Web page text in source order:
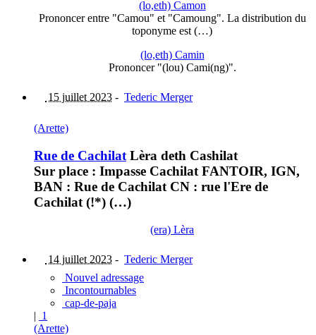
(lo,eth) Camon
Prononcer entre "Camou" et "Camoung". La distribution du
toponyme est (…)
(lo,eth) Camin
Prononcer "(lou) Cami(ng)".
15 juillet 2023 - Tederic Merger
(Arette)
Rue de Cachilat Lèra deth Cashilat
Sur place : Impasse Cachilat FANTOIR, IGN,
BAN : Rue de Cachilat CN : rue l'Ere de
Cachilat (!*) (…)
(era) Lèra
14 juillet 2023 - Tederic Merger
Nouvel adressage
Incontournables
cap-de-paja
| 1
(Arette)